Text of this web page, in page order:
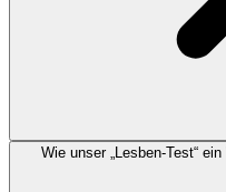
Wie unser „Lesben-Test“